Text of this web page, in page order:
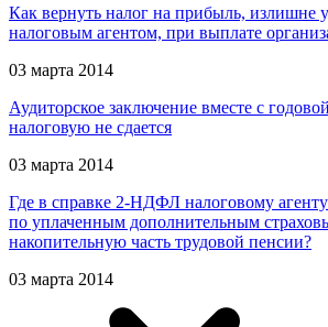
Как вернуть налог на прибыль, излишне
налоговым агентом, при выплате
03 марта 2014
Аудиторское заключение вместе с
налоговую не сдается
03 марта 2014
Где в справке 2-НДФЛ налоговому
по уплаченным дополнительным
накопительную часть трудовой пенсии?
03 марта 2014